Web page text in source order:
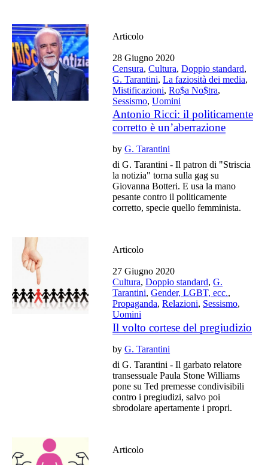
Articolo
28 Giugno 2020
Censura,Cultura,Doppio standard,
G. Tarantini,La faziosità dei media,
Mistificazioni,Ro$a No$tra,
Sessismo,Uomini
Antonio Ricci: il politicamente
corretto è un’aberrazione
byG. Tarantini
di G. Tarantini - Il patron di "Striscia
la notizia" torna sulla gag su
Giovanna Botteri. E usa la mano
pesante contro il politicamente
corretto, specie quello femminista.
Articolo
27 Giugno 2020
Cultura,Doppio standard,G.
Tarantini,Gender, LGBT, ecc.,
Propaganda,Relazioni, Sessismo,
Uomini
Il volto cortese del pregiudizio
byG. Tarantini
di G. Tarantini - Il garbato relatore
transessuale Paula Stone Williams
pone su Ted premesse condivisibili
contro i pregiudizi, salvo poi
sbrodolare apertamente i propri.
Articolo